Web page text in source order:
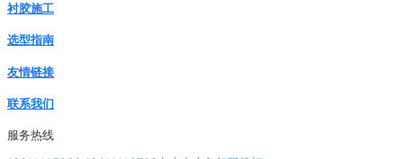
衬胶施工
选型指南
友情链接
联系我们
服务热线